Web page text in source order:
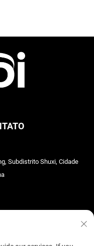
Subdistrito Shuxi, Cidade